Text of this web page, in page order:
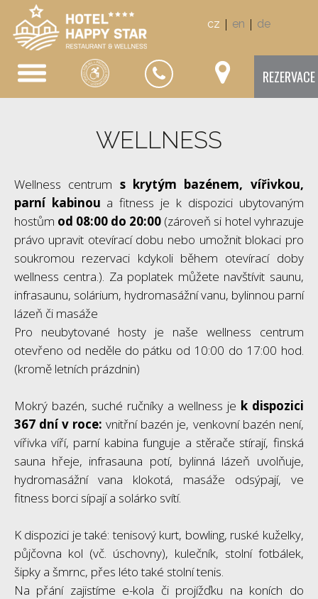
cz | en | de
REZERVACE
WELLNESS
Wellness centrum s krytým bazénem, vířivkou,
parní kabinou a fitness je k dispozici ubytovaným
hostům od 08:00 do 20:00 (zároveň si hotel vyhrazuje
právo upravit otevírací dobu nebo umožnit blokaci pro
soukromou rezervaci kdykoli během otevírací doby
wellness centra.). Za poplatek můžete navštívit saunu,
infrasaunu, solárium, hydromasážní vanu, bylinnou parní
lázeň či masáže
Pro neubytované hosty je naše wellness centrum
otevřeno od neděle do pátku od 10:00 do 17:00 hod.
(kromě letních prázdnin)
Mokrý bazén, suché ručníky a wellness je k dispozici
367 dní v roce: vnitřní bazén je, venkovní bazén není,
vířivka víří, parní kabina funguje a stěrače stírají, finská
sauna hřeje, infrasauna potí, bylinná lázeň uvolňuje,
hydromasážní vana klokotá, masáže odsýpají, ve
fitness borci sípají a solárko svítí.
K dispozici je také: tenisový kurt, bowling, ruské kuželky,
půjčovna kol (vč. úschovny), kulečník, stolní fotbálek,
šipky a šmrnc, přes léto také stolní tenis.
Na přání zajistíme e-kola či projížďku na koních do